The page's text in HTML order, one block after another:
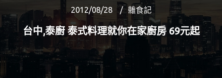
2012/08/28 雜食記
台中,泰廚 泰式料理就你在家廚房 69元起